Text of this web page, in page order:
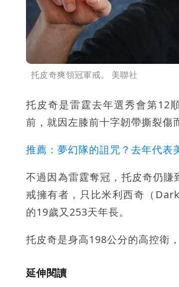
托皮奇爽領冠軍戒。 美聯社
托皮奇是雷霆去年選秀會第12
前，就因左膝前十字韌帶撕裂傷
推薦：夢幻隊的詛咒？去年代
不過因為雷霆奪冠，托皮奇仍
戒擁有者，只比米利西奇（
的19歲又253天年長。
托皮奇是身高198公分的高控衛
延伸閱讀